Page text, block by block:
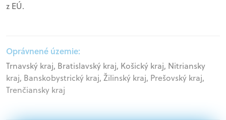
z EÚ.
Oprávnené územie:
Trnavský kraj, Bratislavský kraj, Košický kraj, Nitriansky
kraj, Banskobystrický kraj, Žilinský kraj, Prešovský kraj,
Trenčiansky kraj